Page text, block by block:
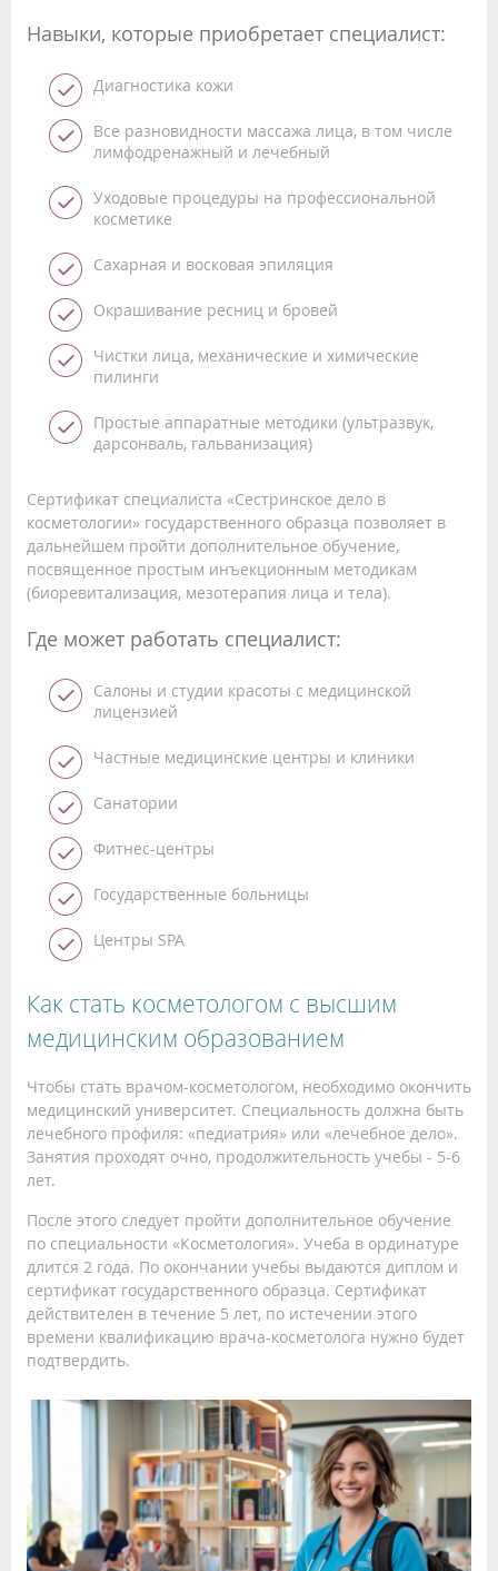
Навыки, которые приобретает специалист:
Диагностика кожи
Все разновидности массажа лица, в том числе
лимфодренажный и лечебный
Уходовые процедуры на профессиональной
косметике
Сахарная и восковая эпиляция
Окрашивание ресниц и бровей
Чистки лица, механические и химические
пилинги
Простые аппаратные методики (ультразвук,
дарсонваль, гальванизация)
Сертификат специалиста «Сестринское дело в
косметологии» государственного образца позволяет в
дальнейшем пройти дополнительное обучение,
посвященное простым инъекционным методикам
(биоревитализация, мезотерапия лица и тела).
Где может работать специалист:
Салоны и студии красоты с медицинской
лицензией
Частные медицинские центры и клиники
Санатории
Фитнес-центры
Государственные больницы
Центры SPA
Как стать косметологом с высшим
медицинским образованием
Чтобы стать врачом-косметологом, необходимо окончить
медицинский университет. Специальность должна быть
лечебного профиля: «педиатрия» или «лечебное дело».
Занятия проходят очно, продолжительность учебы - 5-6
лет.
После этого следует пройти дополнительное обучение
по специальности «Косметология». Учеба в ординатуре
длится 2 года. По окончании учебы выдаются диплом и
сертификат государственного образца. Сертификат
действителен в течение 5 лет, по истечении этого
времени квалификацию врача-косметолога нужно будет
подтвердить.